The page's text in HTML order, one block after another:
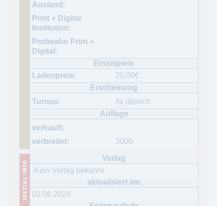
20,00€
4x jährlich
3000
.Kein Verlag bekannt
02.06.2020